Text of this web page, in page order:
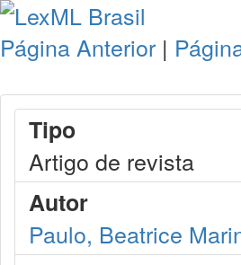
Página Anterior |
Tipo
Artigo de revista
Autor
Paulo, Beatrice